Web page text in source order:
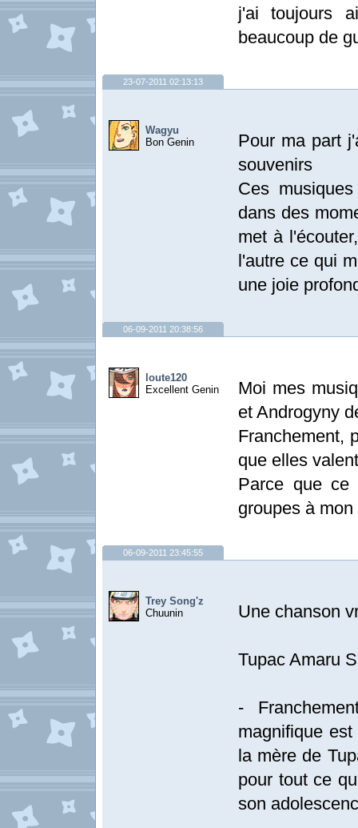
j'ai toujours
beaucoup de
23-07-2011 02:13:13
Wagyu
Bon Genin
Pour ma part
souvenirs
Ces
dans des
met à
l'autre ce qui
une joie
06-09-2011 20:38:56
loute120
Excellent Genin
Moi mes
et Androgyny
Franchement,
que elles
Parce que ce
groupes à
06-09-2011 23:45:55
Trey Song'z
Chuunin
Une chanson
Tupac Amaru
-
magnifique
la mère de
pour tout ce
son